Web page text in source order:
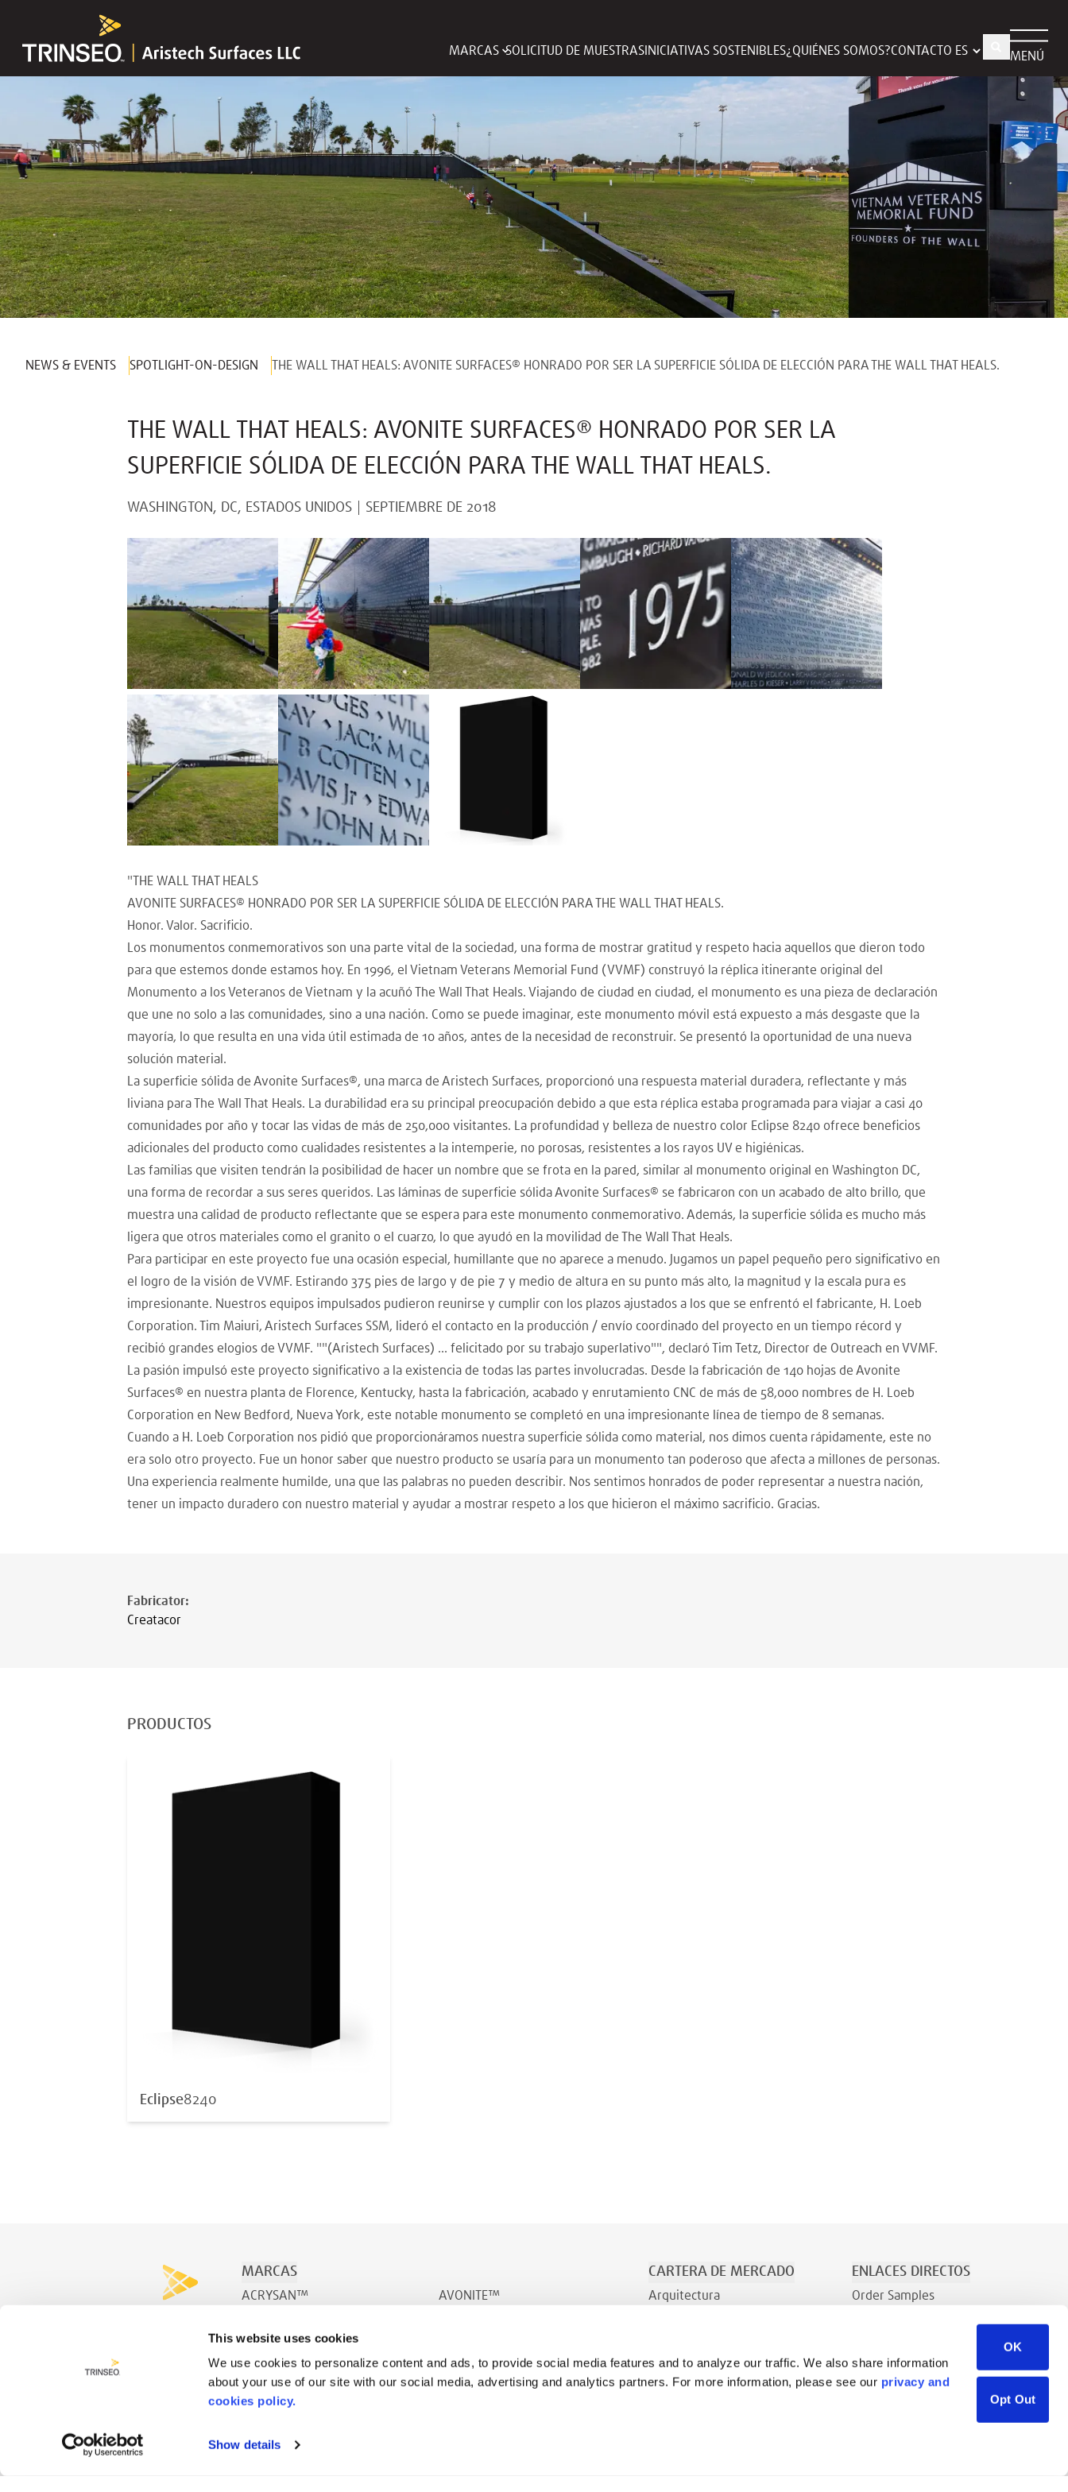
This website uses cookies
We use cookies to personalize content and ads, to provide social media features and to analyze our traffic. We also share information
about your use of our site with our social media, advertising and analytics partners. For more information, please see our privacy and
cookies policy.
Show details
OK
Opt Out
MARCAS SOLICITUD DE MUESTRAS INICIATIVAS SOSTENIBLES¿QUIÉNES SOMOS?CONTACTO MENÚ
NEWS & EVENTS SPOTLIGHT-ON-DESIGN THE WALL THAT HEALS: AVONITE SURFACES® HONRADO POR SER LA SUPERFICIE SÓLIDA DE ELECCIÓN PARA THE WALL THAT HEALS.
THE WALL THAT HEALS: AVONITE SURFACES® HONRADO POR SER LA
SUPERFICIE SÓLIDA DE ELECCIÓN PARA THE WALL THAT HEALS.
WASHINGTON, DC, ESTADOS UNIDOS SEPTIEMBRE DE 2018
"THE WALL THAT HEALS
AVONITE SURFACES® HONRADO POR SER LA SUPERFICIE SÓLIDA DE ELECCIÓN PARA THE WALL THAT HEALS.
Honor. Valor. Sacrificio.
Los monumentos conmemorativos son una parte vital de la sociedad, una forma de mostrar gratitud y respeto hacia aquellos que dieron todo
para que estemos donde estamos hoy. En 1996, el Vietnam Veterans Memorial Fund (VVMF) construyó la réplica itinerante original del
Monumento a los Veteranos de Vietnam y la acuñó The Wall That Heals. Viajando de ciudad en ciudad, el monumento es una pieza de declaración
que une no solo a las comunidades, sino a una nación. Como se puede imaginar, este monumento móvil está expuesto a más desgaste que la
mayoría, lo que resulta en una vida útil estimada de 10 años, antes de la necesidad de reconstruir. Se presentó la oportunidad de una nueva
solución material.
La superficie sólida de Avonite Surfaces®, una marca de Aristech Surfaces, proporcionó una respuesta material duradera, reflectante y más
liviana para The Wall That Heals. La durabilidad era su principal preocupación debido a que esta réplica estaba programada para viajar a casi 40
comunidades por año y tocar las vidas de más de 250,000 visitantes. La profundidad y belleza de nuestro color Eclipse 8240 ofrece beneficios
adicionales del producto como cualidades resistentes a la intemperie, no porosas, resistentes a los rayos UV e higiénicas.
Las familias que visiten tendrán la posibilidad de hacer un nombre que se frota en la pared, similar al monumento original en Washington DC,
una forma de recordar a sus seres queridos. Las láminas de superficie sólida Avonite Surfaces® se fabricaron con un acabado de alto brillo, que
muestra una calidad de producto reflectante que se espera para este monumento conmemorativo. Además, la superficie sólida es mucho más
ligera que otros materiales como el granito o el cuarzo, lo que ayudó en la movilidad de The Wall That Heals.
Para participar en este proyecto fue una ocasión especial, humillante que no aparece a menudo. Jugamos un papel pequeño pero significativo en
el logro de la visión de VVMF. Estirando 375 pies de largo y de pie 7 y medio de altura en su punto más alto, la magnitud y la escala pura es
impresionante. Nuestros equipos impulsados pudieron reunirse y cumplir con los plazos ajustados a los que se enfrentó el fabricante, H. Loeb
Corporation. Tim Maiuri, Aristech Surfaces SSM, lideró el contacto en la producción / envío coordinado del proyecto en un tiempo récord y
recibió grandes elogios de VVMF. ""(Aristech Surfaces) ... felicitado por su trabajo superlativo"", declaró Tim Tetz, Director de Outreach en VVMF.
La pasión impulsó este proyecto significativo a la existencia de todas las partes involucradas. Desde la fabricación de 140 hojas de Avonite
Surfaces® en nuestra planta de Florence, Kentucky, hasta la fabricación, acabado y enrutamiento CNC de más de 58,000 nombres de H. Loeb
Corporation en New Bedford, Nueva York, este notable monumento se completó en una impresionante línea de tiempo de 8 semanas.
Cuando a H. Loeb Corporation nos pidió que proporcionáramos nuestra superficie sólida como material, nos dimos cuenta rápidamente, este no
era solo otro proyecto. Fue un honor saber que nuestro producto se usaría para un monumento tan poderoso que afecta a millones de personas.
Una experiencia realmente humilde, una que las palabras no pueden describir. Nos sentimos honrados de poder representar a nuestra nación,
tener un impacto duradero con nuestro material y ayudar a mostrar respeto a los que hicieron el máximo sacrificio. Gracias.
Fabricator:
Creatacor
PRODUCTOS
Eclipse8240
MARCAS
ACRYSAN™
ACRYSWIM™
AVONITE™
CARTERA DE MERCADO
Arquitectura
ENLACES DIRECTOS
Order Samples